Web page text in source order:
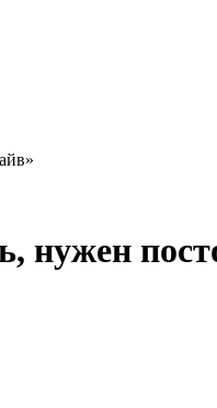
нужен